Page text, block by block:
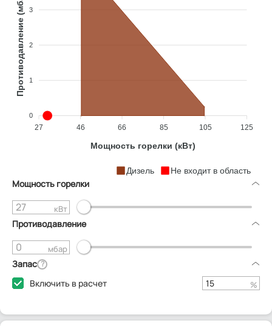
3
2
1
0
Противодавление (мбар)
27 46 66 85 105 125
Мощность горелки (кВт)
Дизель Не входит в область
Мощность горелки
кВт
Противодавление
мбар
Запас ?
Включить в расчет %